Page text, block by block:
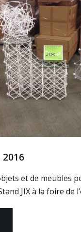
et de meubles
JIX à la foire de